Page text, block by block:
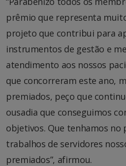
prêmio que representa
projeto que contribui para
instrumentos de gestão e
atendimento aos nossos
que concorreram este ano,
premiados, peço que
ousadia que conseguimos
objetivos. Que tenhamos no
trabalhos de servidores
premiados”, afirmou.